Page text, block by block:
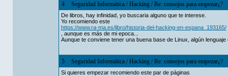
4 Seguridad Informática/Hacking/Re: consejos para empezar¿?
De libros, hay infinidad, yo buscaria alguno que te interese.
Yo recomiendo este
https://www.ra-ma.es/libro/historia-del-hacking-en-espana_193165/
, aunque es más de mi epoca...
Aunque te conviene tener una buena base de Linux, algún
5 Seguridad Informática/Hacking/Re: consejos para empezar¿?
Si quieres empezar recomiendo este par de páginas